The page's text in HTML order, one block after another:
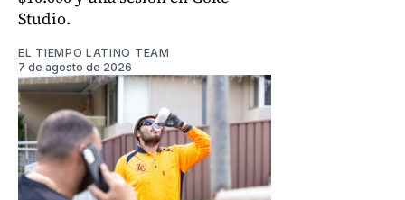
Studio.
EL TIEMPO LATINO TEAM
7 de agosto de 2026